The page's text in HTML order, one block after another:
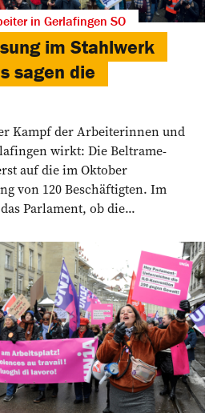
in Gerlafingen SO
im Stahlwerk
sagen die
Kampf der Arbeiterinnen und
wirkt: Die Beltrame-
auf die im Oktober
von 120 Beschäftigten. Im
Parlament, ob die...